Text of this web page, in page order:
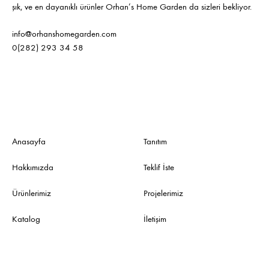
şık, ve en dayanıklı ürünler Orhan’s Home Garden da sizleri bekliyor.
info@orhanshomegarden.com
0(282) 293 34 58
Anasayfa
Hakkımızda
Ürünlerimiz
Katalog
Tanıtım
Teklif İste
Projelerimiz
İletişim